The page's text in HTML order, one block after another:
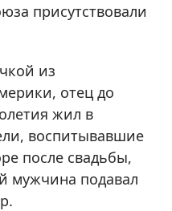
присутствовали
из
отец до
жил в
воспитывавшие
после свадьбы,
мужчина подавал